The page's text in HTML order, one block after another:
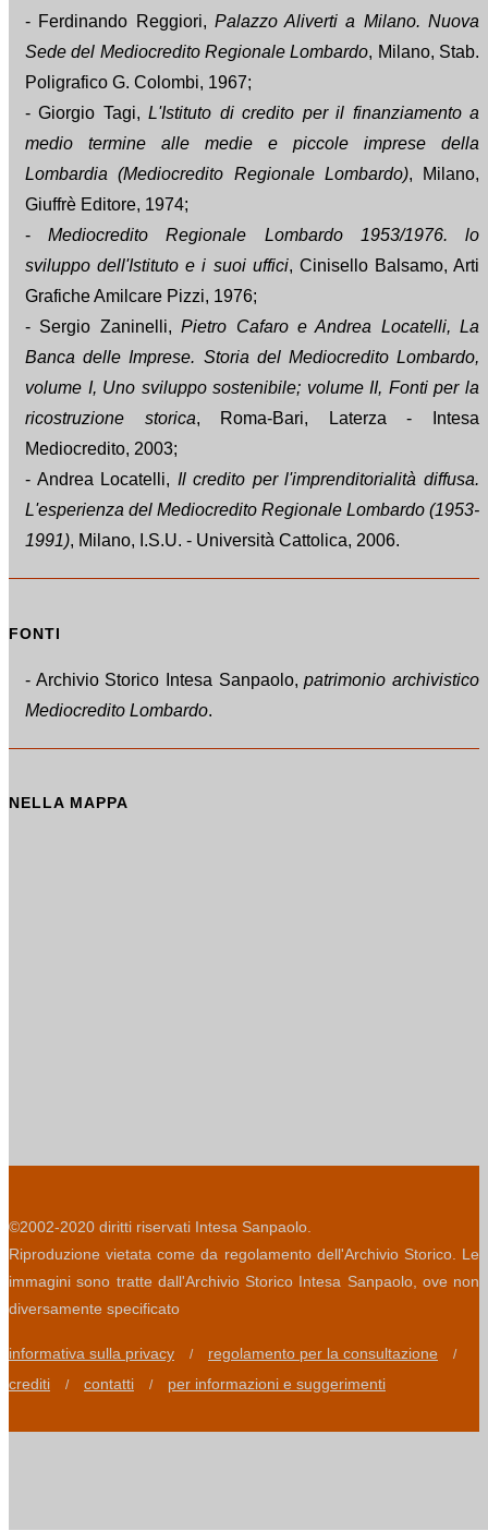
- Ferdinando Reggiori, Palazzo Aliverti a Milano. Nuova
Sede del Mediocredito Regionale Lombardo, Milano, Stab.
Poligrafico G. Colombi, 1967;
- Giorgio Tagi,L'Istituto di credito per il finanziamento a
medio termine alle medie e piccole imprese della
Lombardia (Mediocredito Regionale Lombardo), Milano,
Giuffrè Editore, 1974;
-Mediocredito Regionale Lombardo 1953/1976. lo
sviluppo dell'Istituto e i suoi uffici, Cinisello Balsamo, Arti
Grafiche Amilcare Pizzi, 1976;
- Sergio Zaninelli, Pietro Cafaro e Andrea Locatelli, La
Banca delle Imprese. Storia del Mediocredito Lombardo,
volume I, Uno sviluppo sostenibile; volume II, Fonti per la
ricostruzione storica, Roma-Bari, Laterza - Intesa
Mediocredito, 2003;
- Andrea Locatelli, Il credito per l'imprenditorialità diffusa.
L'esperienza del Mediocredito Regionale Lombardo (1953-
1991), Milano, I.S.U. - Università Cattolica, 2006.
FONTI
- Archivio Storico Intesa Sanpaolo,patrimonio archivistico
Mediocredito Lombardo.
NELLA MAPPA
©2002-2020 diritti riservati Intesa Sanpaolo.
Riproduzione vietata come da regolamento dell'Archivio Storico. Le
immagini sono tratte dall'Archivio Storico Intesa Sanpaolo, ove non
diversamente specificato
informativa sulla privacy / regolamento per la consultazione /
crediti / contatti / per informazioni e suggerimenti